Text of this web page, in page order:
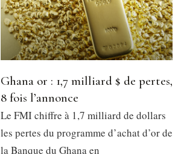
Ghana or : 1,7 milliard $ de pertes,
8 fois l’annonce
Le FMI chiffre à 1,7 milliard de dollars
les pertes du programme d’achat d’or de
la Banque du Ghana en